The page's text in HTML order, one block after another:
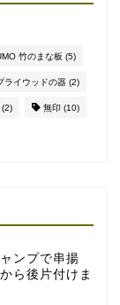
竹のまな板 (5)
ライウッドの器 (2)
(2) 無印 (10)
ンプで串揚
ら後片付けま